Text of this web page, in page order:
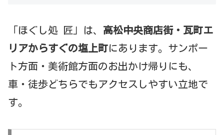
「ほぐし処 匠」は、 高松中央商店街・瓦町エ
リアからすぐの塩上町にあります。サンポー
ト方面・美術館方面のお出かけ帰りにも、
車・徒歩どちらでもアクセスしやすい立地で
す。